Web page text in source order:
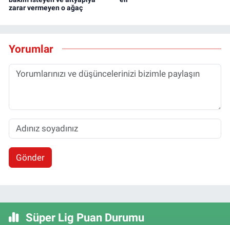
zarar vermeyen o ağaç
Yorumlar
Gönder
Süper Lig Puan Durumu